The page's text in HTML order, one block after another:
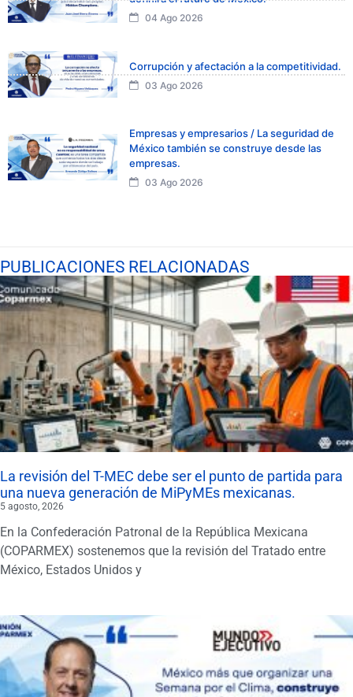
04 Ago 2026
Corrupción y afectación a la competitividad.
03 Ago 2026
Empresas y empresarios / La seguridad de
México también se construye desde las
empresas.
03 Ago 2026
PUBLICACIONES RELACIONADAS
La revisión del T-MEC debe ser el punto de partida para
una nueva generación de MiPyMEs mexicanas.
5 agosto, 2026
En la Confederación Patronal de la República Mexicana
(COPARMEX) sostenemos que la revisión del Tratado entre
México, Estados Unidos y